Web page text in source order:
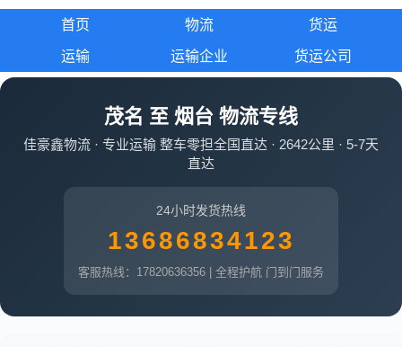
首页 物流 货运
运输 运输企业 货运公司
茂名 至 烟台 物流专线
佳豪鑫物流 · 专业运输 整车零担全国直达 · 2642公里 · 5-7天
直达
24小时发货热线
13686834123
客服热线：17820636356 | 全程护航 门到门服务